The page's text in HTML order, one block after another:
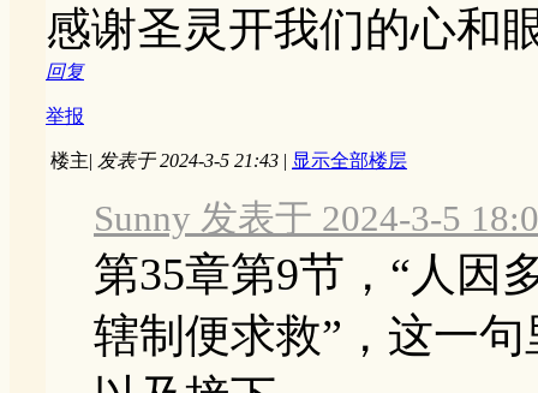
感谢圣灵开我们的心和
回复
举报
楼主| 发表于 2024-3-5 21:43 | 显示全部楼层
Sunny 发表于 2024-3-5
第35章第9节，“人因
辖制便求救”，这一